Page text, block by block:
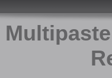
Multipaste